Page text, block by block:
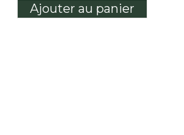
Ajouter au panier